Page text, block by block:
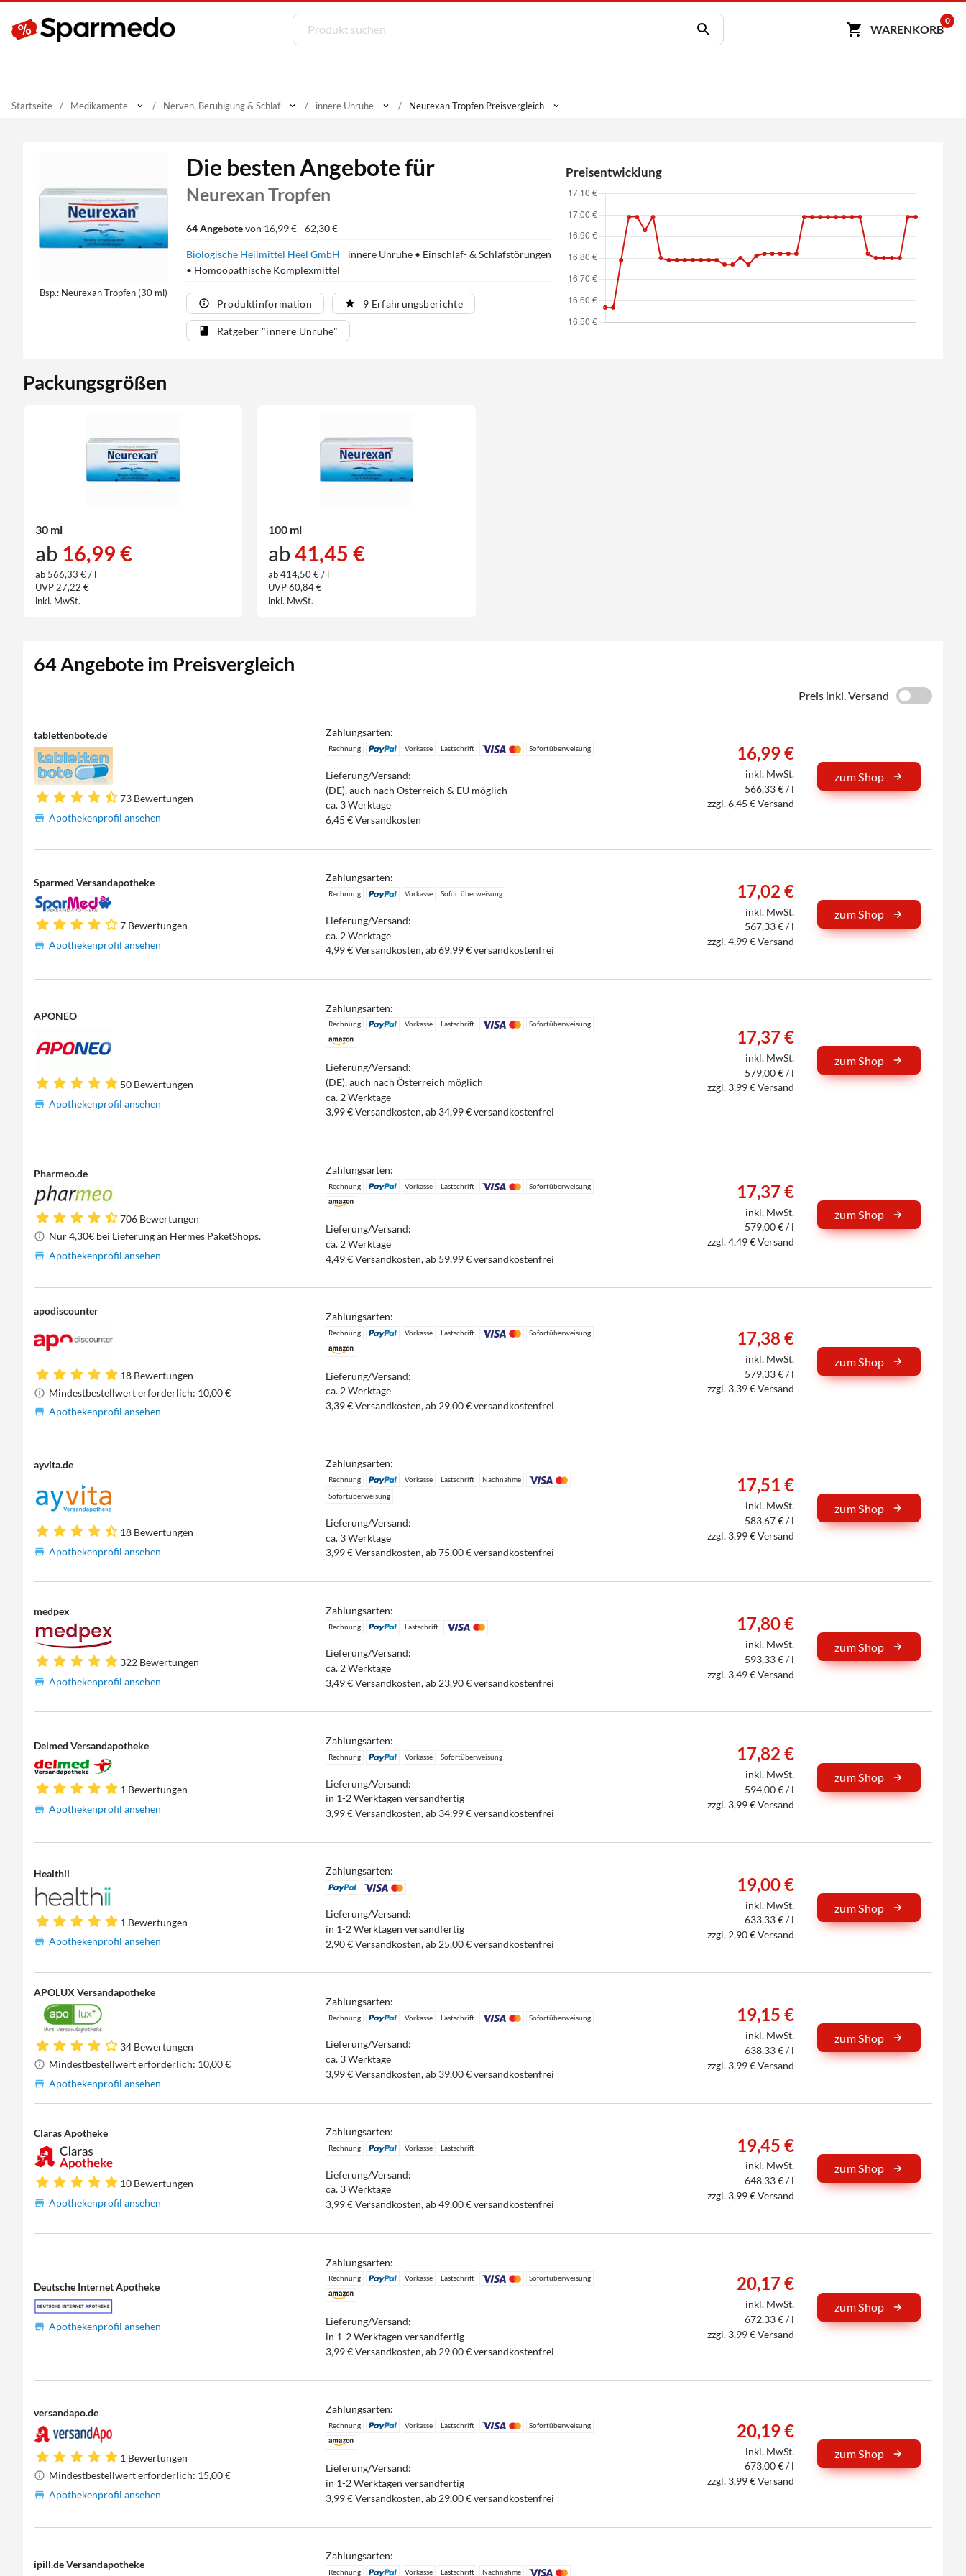
WARENKORB
0
Startseite Medikamente Nerven, Beruhigung & Schlaf innere Unruhe Neurexan Tropfen Preisvergleich
Bsp.: Neurexan Tropfen (30 ml)
Die besten Angebote für
Neurexan Tropfen
64 Angebotevon 16,99 € - 62,30 €
Biologische Heilmittel Heel GmbH
innere Unruhe • Einschlaf- & Schlafstörungen
• Homöopathische Komplexmittel
Produktinformation 9 Erfahrungsberichte
Ratgeber "innere Unruhe"
Preisentwicklung
Packungsgrößen
30 ml
ab 16,99 €
ab 566,33 € / l
UVP 27,22 €
inkl. MwSt.
100 ml
ab41,45 €
ab 414,50 € / l
UVP 60,84 €
inkl. MwSt.
64 Angebote im Preisvergleich
Preis inkl. Versand
tablettenbote.de
73 Bewertungen
Apothekenprofil ansehen
Zahlungsarten:
Rechnung Vorkasse Lastschrift Sofortüberweisung
Lieferung/Versand:
(DE), auch nach Österreich & EU möglich
ca. 3 Werktage
6,45 € Versandkosten
16,99 €
inkl. MwSt.
566,33 € / l
zzgl. 6,45 € Versand
zum Shop
Sparmed Versandapotheke
7 Bewertungen
Apothekenprofil ansehen
Zahlungsarten:
Rechnung Vorkasse Sofortüberweisung
Lieferung/Versand:
ca. 2 Werktage
4,99 € Versandkosten, ab 69,99 € versandkostenfrei
17,02 €
inkl. MwSt.
567,33 € / l
zzgl. 4,99 € Versand
zum Shop
APONEO
50 Bewertungen
Apothekenprofil ansehen
Zahlungsarten:
Rechnung Vorkasse Lastschrift Sofortüberweisung
Lieferung/Versand:
(DE), auch nach Österreich möglich
ca. 2 Werktage
3,99 € Versandkosten, ab 34,99 € versandkostenfrei
17,37 €
inkl. MwSt.
579,00 € / l
zzgl. 3,99 € Versand
zum Shop
Pharmeo.de
706 Bewertungen
Nur 4,30€ bei Lieferung an Hermes PaketShops.
Apothekenprofil ansehen
Zahlungsarten:
Rechnung Vorkasse Lastschrift Sofortüberweisung
Lieferung/Versand:
ca. 2 Werktage
4,49 € Versandkosten, ab 59,99 € versandkostenfrei
17,37 €
inkl. MwSt.
579,00 € / l
zzgl. 4,49 € Versand
zum Shop
apodiscounter
18 Bewertungen
Mindestbestellwert erforderlich: 10,00 €
Apothekenprofil ansehen
Zahlungsarten:
Rechnung Vorkasse Lastschrift Sofortüberweisung
Lieferung/Versand:
ca. 2 Werktage
3,39 € Versandkosten, ab 29,00 € versandkostenfrei
17,38 €
inkl. MwSt.
579,33 € / l
zzgl. 3,39 € Versand
zum Shop
ayvita.de
18 Bewertungen
Apothekenprofil ansehen
Zahlungsarten:
Rechnung Vorkasse Lastschrift
Nachnahme
Sofortüberweisung
Lieferung/Versand:
ca. 3 Werktage
3,99 € Versandkosten, ab 75,00 € versandkostenfrei
17,51 €
inkl. MwSt.
583,67 € / l
zzgl. 3,99 € Versand
zum Shop
medpex
322 Bewertungen
Apothekenprofil ansehen
Zahlungsarten:
Rechnung Lastschrift
Lieferung/Versand:
ca. 2 Werktage
3,49 € Versandkosten, ab 23,90 € versandkostenfrei
17,80 €
inkl. MwSt.
593,33 € / l
zzgl. 3,49 € Versand
zum Shop
Delmed Versandapotheke
1 Bewertungen
Apothekenprofil ansehen
Zahlungsarten:
Rechnung Vorkasse Sofortüberweisung
Lieferung/Versand:
in 1-2 Werktagen versandfertig
3,99 € Versandkosten, ab 34,99 € versandkostenfrei
17,82 €
inkl. MwSt.
594,00 € / l
zzgl. 3,99 € Versand
zum Shop
Healthii
1 Bewertungen
Apothekenprofil ansehen
Zahlungsarten:
Lieferung/Versand:
in 1-2 Werktagen versandfertig
2,90 € Versandkosten, ab 25,00 € versandkostenfrei
19,00 €
inkl. MwSt.
633,33 € / l
zzgl. 2,90 € Versand
zum Shop
APOLUX Versandapotheke
34 Bewertungen
Mindestbestellwert erforderlich: 10,00 €
Apothekenprofil ansehen
Zahlungsarten:
Rechnung Vorkasse Lastschrift Sofortüberweisung
Lieferung/Versand:
ca. 3 Werktage
3,99 € Versandkosten, ab 39,00 € versandkostenfrei
19,15 €
inkl. MwSt.
638,33 € / l
zzgl. 3,99 € Versand
zum Shop
Claras Apotheke
10 Bewertungen
Apothekenprofil ansehen
Zahlungsarten:
Rechnung Vorkasse Lastschrift
Lieferung/Versand:
ca. 3 Werktage
3,99 € Versandkosten, ab 49,00 € versandkostenfrei
19,45 €
inkl. MwSt.
648,33 € / l
zzgl. 3,99 € Versand
zum Shop
Deutsche Internet Apotheke
Apothekenprofil ansehen
Zahlungsarten:
Rechnung Vorkasse Lastschrift Sofortüberweisung
Lieferung/Versand:
in 1-2 Werktagen versandfertig
3,99 € Versandkosten, ab 29,00 € versandkostenfrei
20,17 €
inkl. MwSt.
672,33 € / l
zzgl. 3,99 € Versand
zum Shop
versandapo.de
1 Bewertungen
Mindestbestellwert erforderlich: 15,00 €
Apothekenprofil ansehen
Zahlungsarten:
Rechnung Vorkasse Lastschrift Sofortüberweisung
Lieferung/Versand:
in 1-2 Werktagen versandfertig
3,99 € Versandkosten, ab 29,00 € versandkostenfrei
20,19 €
inkl. MwSt.
673,00 € / l
zzgl. 3,99 € Versand
zum Shop
ipill.de Versandapotheke
Zahlungsarten:
Rechnung Vorkasse Lastschrift Nachnahme